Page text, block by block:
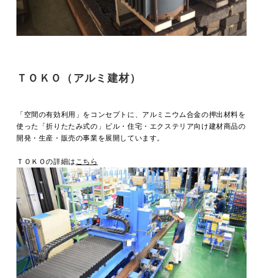
ＴＯＫＯ（アルミ建材）
「空間の有効利用」をコンセプトに、アルミニウム合金の押出材料を
使った「折りたたみ式の」ビル・住宅・エクステリア向け建材商品の
開発・生産・販売の事業を展開しています。
ＴＯＫＯの詳細は こちら